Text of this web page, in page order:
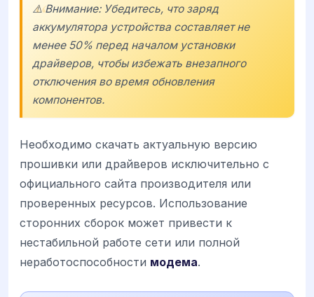
⚠️ Внимание: Убедитесь, что заряд
аккумулятора устройства составляет не
менее 50% перед началом установки
драйверов, чтобы избежать внезапного
отключения во время обновления
компонентов.
Необходимо скачать актуальную версию
прошивки или драйверов исключительно с
официального сайта производителя или
проверенных ресурсов. Использование
сторонних сборок может привести к
нестабильной работе сети или полной
неработоспособности модема.